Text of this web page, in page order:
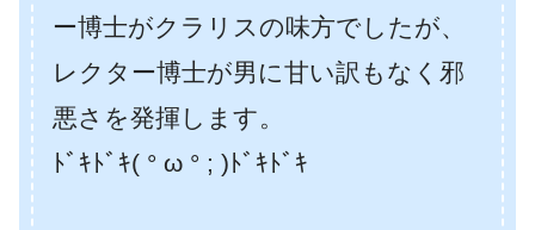
ー博士がクラリスの味方でしたが、
レクター博士が男に甘い訳もなく邪
悪さを発揮します。
ﾄﾞｷﾄﾞｷ( ° ω ° ; )ﾄﾞｷﾄﾞｷ